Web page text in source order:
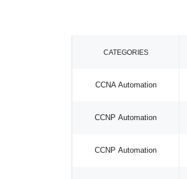
CATEGORIES
CCNA Automation
CCNP Automation
CCNP Automation